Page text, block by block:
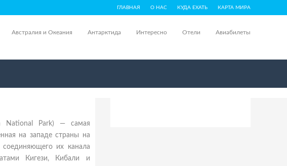
ГЛАВНАЯ О НАС КУДА ЕХАТЬ КАРТА МИРА
Австралия и Океания Антарктида Интересно Отели Авиабилеты
National Park) — самая
на западе страны на
их канала
Кигези, Кибали и